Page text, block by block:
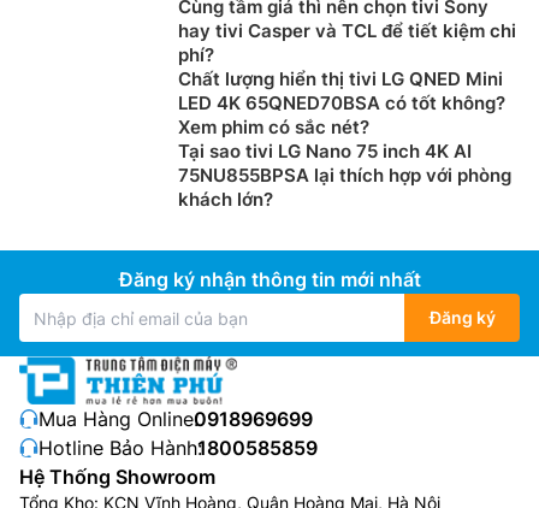
Cùng tầm giá thì nên chọn tivi Sony
hay tivi Casper và TCL để tiết kiệm chi
phí?
Chất lượng hiển thị tivi LG QNED Mini
LED 4K 65QNED70BSA có tốt không?
Xem phim có sắc nét?
Tại sao tivi LG Nano 75 inch 4K AI
75NU855BPSA lại thích hợp với phòng
khách lớn?
Đăng ký nhận thông tin mới nhất
Đăng ký
Mua Hàng Online:0918969699
Hotline Bảo Hành:1800585859
Hệ Thống Showroom
Tổng Kho: KCN Vĩnh Hoàng, Quận Hoàng Mai, Hà Nội